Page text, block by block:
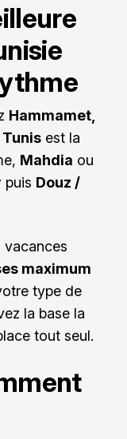
Hammamet,
Tunis est la
Mahdia ou
puis Douz /
vacances
maximum
type de
la base la
tout seul.